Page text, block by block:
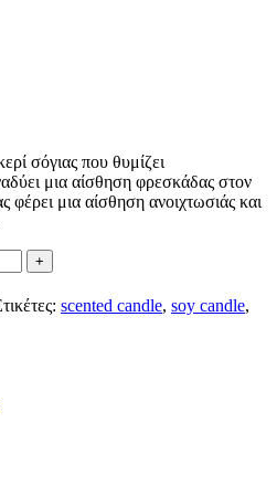
σόγιας που θυμίζει
μια αίσθηση φρεσκάδας στον
μια αίσθηση ανοιχτωσιάς και
scented candle, soy candle,